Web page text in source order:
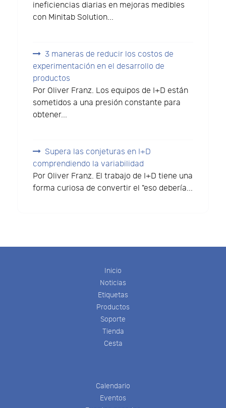
ineficiencias diarias en mejoras medibles
con Minitab Solution...
3 maneras de reducir los costos de
experimentación en el desarrollo de
productos
Por Oliver Franz. Los equipos de I+D están
sometidos a una presión constante para
obtener...
Supera las conjeturas en I+D
comprendiendo la variabilidad
Por Oliver Franz. El trabajo de I+D tiene una
forma curiosa de convertir el "eso debería...
Inicio
Noticias
Etiquetas
Productos
Soporte
Tienda
Cesta
Calendario
Eventos